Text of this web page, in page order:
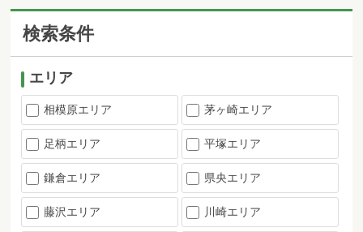
検索条件
エリア
相模原エリア 茅ヶ崎エリア
足柄エリア 平塚エリア
鎌倉エリア 県央エリア
藤沢エリア 川崎エリア